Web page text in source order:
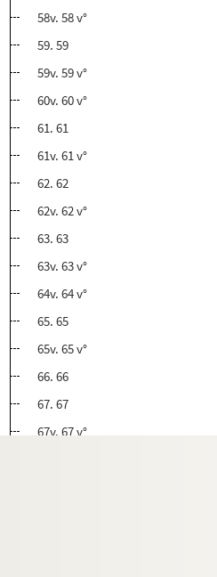
58v. 58 v°
59. 59
59v. 59 v°
60v. 60 v°
61. 61
61v. 61 v°
62. 62
62v. 62 v°
63. 63
63v. 63 v°
64v. 64 v°
65. 65
65v. 65 v°
66. 66
67. 67
67v. 67 v°